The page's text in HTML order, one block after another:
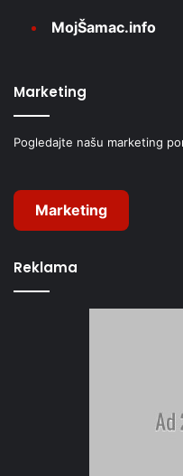
MojŠamac.info
Marketing
Pogledajte našu marketing
Marketing
Reklama